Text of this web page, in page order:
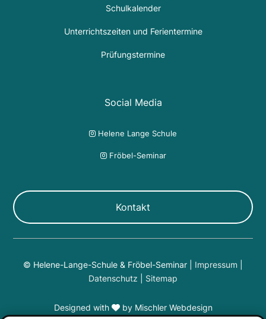
Schulkalender
Unterrichtszeiten und Ferientermine
Prüfungstermine
Social Media
 Helene Lange Schule
Fröbel-Seminar
Kontakt
© Helene-Lange-Schule & Fröbel-Seminar | Impressum
Datenschutz
Sitemap
Designed with by Mischler Webdesign